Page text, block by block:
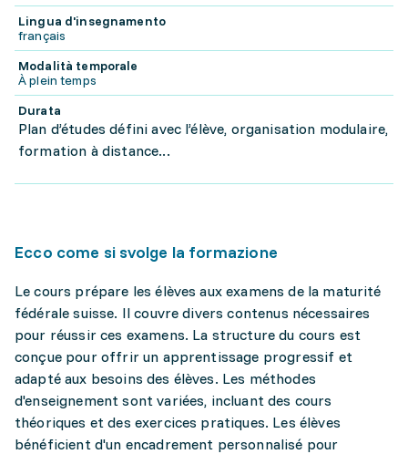
Lingua d'insegnamento
français
Modalità temporale
À plein temps
Durata
Plan d’études défini avec l’élève, organisation modulaire,
formation à distance...
Ecco come si svolge la formazione
Le cours prépare les élèves aux examens de la maturité
fédérale suisse. Il couvre divers contenus nécessaires
pour réussir ces examens. La structure du cours est
conçue pour offrir un apprentissage progressif et
adapté aux besoins des élèves. Les méthodes
d'enseignement sont variées, incluant des cours
théoriques et des exercices pratiques. Les élèves
bénéficient d'un encadrement personnalisé pour